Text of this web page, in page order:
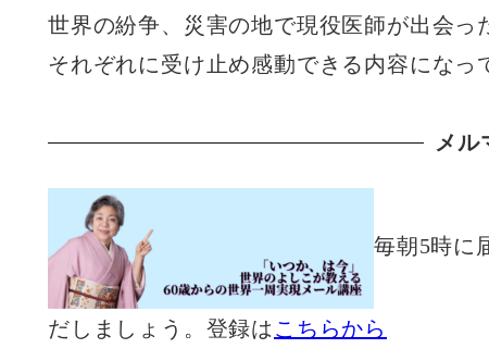
世界の紛争、災害の地で現役医師が出会
それぞれに受け止め感動できる内容になっ
メル
毎朝5時に
だしましょう。登録は こちらから